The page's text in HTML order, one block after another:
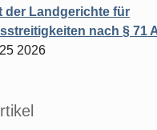
der Landgerichte für
nach § 71
2026